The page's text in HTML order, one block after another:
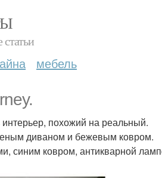
мебель
похожий на реальный.
диваном и бежевым ковром.
синим ковром, антикварной